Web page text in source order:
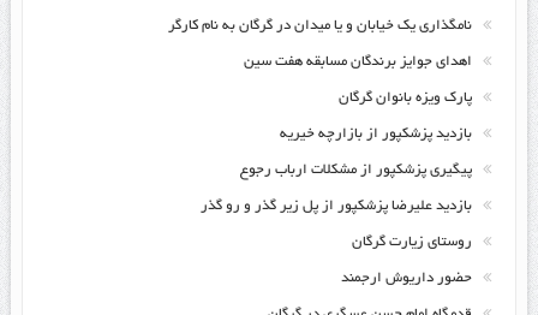
نامگذاری یک خیابان و یا میدان در گرگان به نام کارگر
اهدای جوایز برندگان مسابقه هفت سین
پارک ویزه بانوان گرگان
بازدید پزشکپور از بازارچه خیریه
پیگیری پزشکپور از مشکلات ارباب رجوع
بازدید علیرضا پزشکپور از پل زیر گذر و رو گذر
روستای زیارت گرگان
حضور داریوش ارجمند